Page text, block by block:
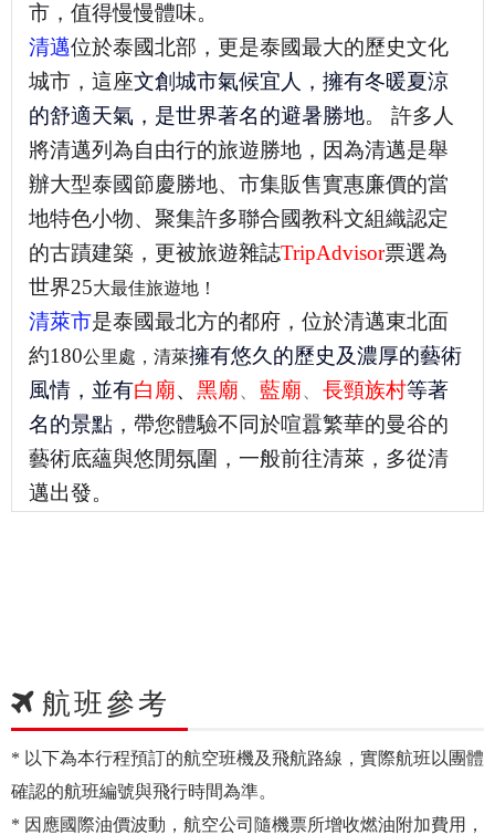
市，值得慢慢體味。
清邁位於泰國北部，更是泰國最大的歷史文化
城市，這座文創城市氣候宜人，擁有冬暖夏涼
的舒適天氣，是世界著名的避暑勝地。 許多人
將清邁列為自由行的旅遊勝地，因為清邁是舉
辦大型泰國節慶勝地、市集販售實惠廉價的當
地特色小物、聚集許多聯合國教科文組織認定
的古蹟建築，更被旅遊雜誌TripAdvisor票選為
世界25大最佳旅遊地！
清萊市是泰國最北方的都府，位於清邁東北面
約180公里處，清萊擁有悠久的歷史及濃厚的藝術
風情，並有白廟、 黑廟、 藍廟、 長頸族村等著
名的景點 ，帶您體驗不同於喧囂繁華的曼谷的
藝術底蘊與悠閒氛圍，一般前往清萊，多從清
邁出發。
航班參考
* 以下為本行程預訂的航空班機及飛航路線，實際航班以團體
確認的航班編號與飛行時間為準。
* 因應國際油價波動，航空公司隨機票所增收燃油附加費用，